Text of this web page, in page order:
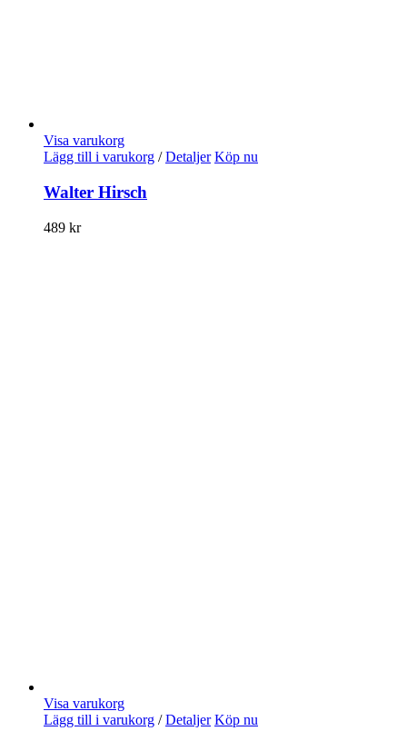
Visa varukorg
Lägg till i varukorg / Detaljer Köp nu
Walter Hirsch
489 kr
Visa varukorg
Lägg till i varukorg / Detaljer Köp nu